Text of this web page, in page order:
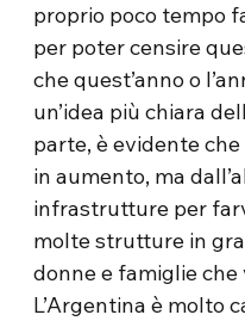
proprio poco tempo
per poter censire
che quest’anno o
un’idea più chiara
parte, è evidente
in aumento, ma
infrastrutture per
molte strutture in
donne e famiglie
L’Argentina è molto